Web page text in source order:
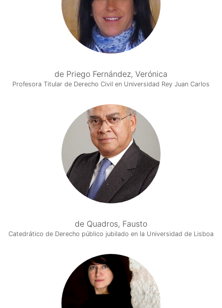
de Priego Fernández, Verónica
Profesora Titular de Derecho Civil en Universidad Rey Juan Carlos
de Quadros, Fausto
Catedrático de Derecho público jubilado en la Universidad de Lisboa